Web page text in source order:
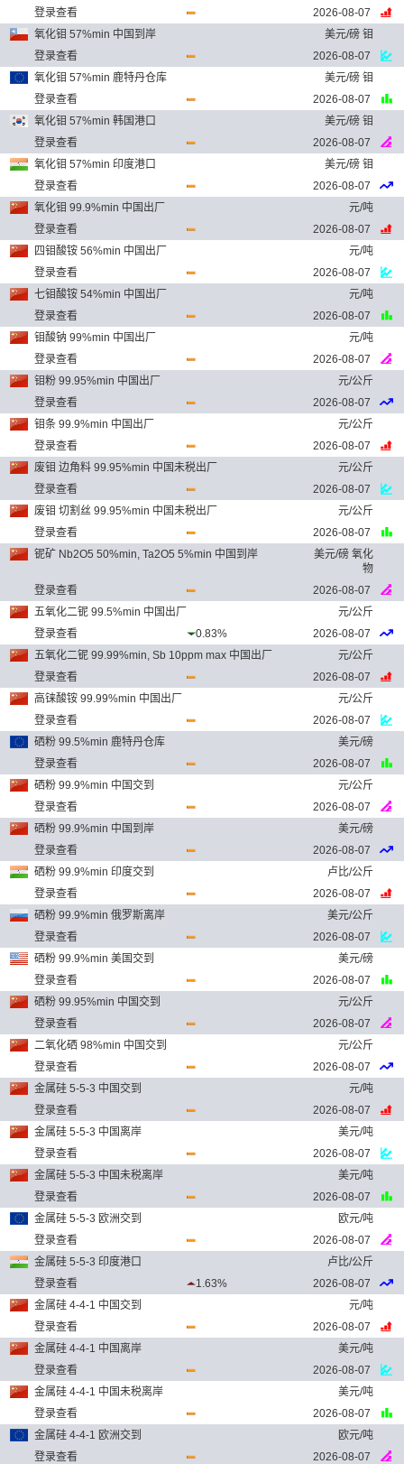
登录查看
2026-08-07
氧化钼 57%min 中国到岸
美元/磅 钼
登录查看
2026-08-07
氧化钼 57%min 鹿特丹仓库
美元/磅 钼
登录查看
2026-08-07
氧化钼 57%min 韩国港口
美元/磅 钼
登录查看
2026-08-07
氧化钼 57%min 印度港口
美元/磅 钼
登录查看
2026-08-07
氧化钼 99.9%min 中国出厂
元/吨
登录查看
2026-08-07
四钼酸铵 56%min 中国出厂
元/吨
登录查看
2026-08-07
七钼酸铵 54%min 中国出厂
元/吨
登录查看
2026-08-07
钼酸钠 99%min 中国出厂
元/吨
登录查看
2026-08-07
钼粉 99.95%min 中国出厂
元/公斤
登录查看
2026-08-07
钼条 99.9%min 中国出厂
元/公斤
登录查看
2026-08-07
废钼 边角料 99.95%min 中国未税出厂
元/公斤
登录查看
2026-08-07
废钼 切割丝 99.95%min 中国未税出厂
元/公斤
登录查看
2026-08-07
铌矿 Nb2O5 50%min, Ta2O5 5%min 中国到岸
美元/磅 氧化
物
登录查看
2026-08-07
五氧化二铌 99.5%min 中国出厂
元/公斤
登录查看
0.83%
2026-08-07
五氧化二铌 99.99%min, Sb 10ppm max 中国出厂
元/公斤
登录查看
2026-08-07
高铼酸铵 99.99%min 中国出厂
元/公斤
登录查看
2026-08-07
硒粉 99.5%min 鹿特丹仓库
美元/磅
登录查看
2026-08-07
硒粉 99.9%min 中国交到
元/公斤
登录查看
2026-08-07
硒粉 99.9%min 中国到岸
美元/磅
登录查看
2026-08-07
硒粉 99.9%min 印度交到
卢比/公斤
登录查看
2026-08-07
硒粉 99.9%min 俄罗斯离岸
美元/公斤
登录查看
2026-08-07
硒粉 99.9%min 美国交到
美元/磅
登录查看
2026-08-07
硒粉 99.95%min 中国交到
元/公斤
登录查看
2026-08-07
二氧化硒 98%min 中国交到
元/公斤
登录查看
2026-08-07
金属硅 5-5-3 中国交到
元/吨
登录查看
2026-08-07
金属硅 5-5-3 中国离岸
美元/吨
登录查看
2026-08-07
金属硅 5-5-3 中国未税离岸
美元/吨
登录查看
2026-08-07
金属硅 5-5-3 欧洲交到
欧元/吨
登录查看
2026-08-07
金属硅 5-5-3 印度港口
卢比/公斤
登录查看
1.63%
2026-08-07
金属硅 4-4-1 中国交到
元/吨
登录查看
2026-08-07
金属硅 4-4-1 中国离岸
美元/吨
登录查看
2026-08-07
金属硅 4-4-1 中国未税离岸
美元/吨
登录查看
2026-08-07
金属硅 4-4-1 欧洲交到
欧元/吨
登录查看
2026-08-07